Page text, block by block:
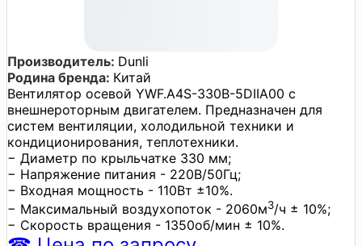
Производитель: Dunli
Родина бренда: Китай
Вентилятор осевой YWF.A4S-330B-5DIIA00 с
внешнероторным двигателем. Предназначен для
систем вентиляции, холодильной техники и
кондиционирования, теплотехники.
− Диаметр по крыльчатке 330 мм;
− Напряжение питания - 220В/50Гц;
− Входная мощность - 110Вт ±10%.
− Максимальный воздухопоток - 2060м3/ч ± 10%;
− Скорость вращения - 1350об/мин ± 10%.